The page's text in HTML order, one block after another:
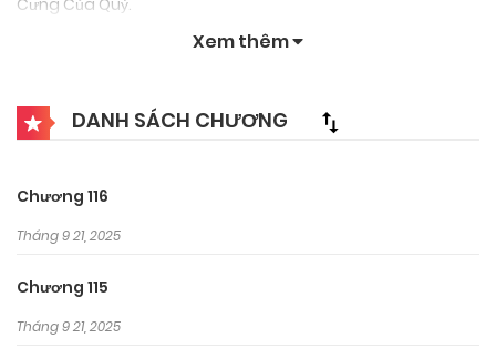
Cưng Của Quỷ.
Xem thêm
DANH SÁCH CHƯƠNG
Chương 116
Tháng 9 21, 2025
Chương 115
Tháng 9 21, 2025